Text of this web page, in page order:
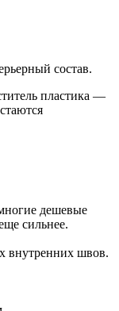
состав.
пластика —
дешевые
сильнее.
внутренних швов.